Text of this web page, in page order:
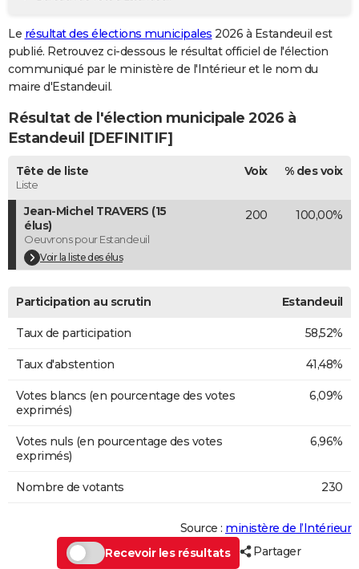
GUIDES D'ACHAT
BONS PLANS
CARTE DE VOEUX
Carte de Noël
Carte Bonne année
Carte Saint-Valentin
Carte Pâques
Carte d'anniversaire
Dictionnaire
Biographies
Citations
Expressions
Proverbes
PROGRAMME TV
COPAINS D'AVANT
S'inscrire
Se connecter
Lycées
Collèges
Primaires
Universités
Entreprises
Service militaire
Avis de recherche
AVIS DE DÉCÈS
Bricolage
Lifestyle
Culture
Sport
Auto
Television
Voyage
Cinema
Le résultat des élections municipales 2026 à Estandeuil est
publié. Retrouvez ci-dessous le résultat officiel de l'élection
communiqué par le ministère de l'Intérieur et le nom du
maire d'Estandeuil.
Résultat de l'élection municipale 2026 à
Estandeuil [DEFINITIF]
Tête de liste
Liste
Voix % des voix
Jean-Michel TRAVERS (15
élus)
Oeuvrons pour Estandeuil
Voir la liste des élus
200 100,00%
Participation au scrutin Estandeuil
Taux de participation 58,52%
Taux d'abstention 41,48%
Votes blancs (en pourcentage des votes
exprimés)
6,09%
Votes nuls (en pourcentage des votes
exprimés)
6,96%
Nombre de votants 230
Source : ministère de l’Intérieur
Recevoir les résultats
Partager